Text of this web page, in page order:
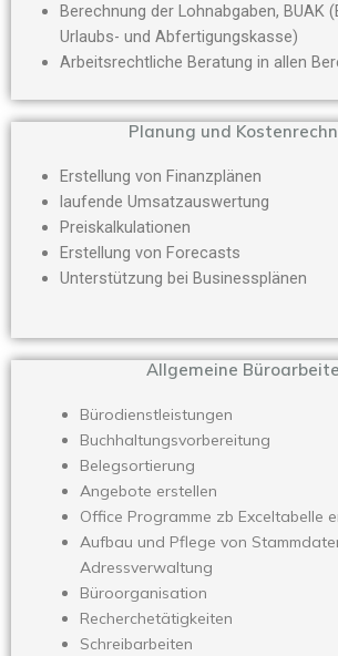
Berechnung der Lohnabgaben, BUAK
Urlaubs- und Abfertigungskasse)
Arbeitsrechtliche Beratung in allen
Planung und
Erstellung von Finanzplänen
laufende Umsatzauswertung
Preiskalkulationen
Erstellung von Forecasts
Unterstützung bei Businessplänen
Allgemeine
Bürodienstleistungen
Buchhaltungsvorbereitung
Belegsortierung
Angebote erstellen
Office Programme zb Exceltabelle
Aufbau und Pflege von
Adressverwaltung
Büroorganisation
Recherchetätigkeiten
Schreibarbeiten